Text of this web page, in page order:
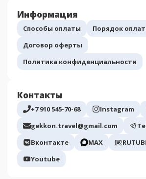
Информация
Способы оплаты
Порядок
Договор оферты
Политика конфиденциальности
Контакты
+7 910 545-70-68 Instagram
gekkon.travel@gmail.com
Вконтакте
МАХ
Youtube